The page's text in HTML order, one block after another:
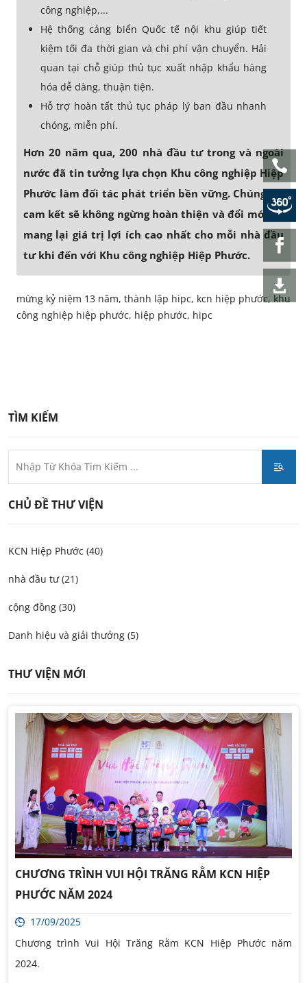
TÌM KIẾM
CHỦ ĐỀ THƯ VIỆN
KCN Hiệp Phước (40)
nhà đầu tư (21)
cộng đồng (30)
Danh hiệu và giải thưởng (5)
THƯ VIỆN MỚI
CHƯƠNG TRÌNH VUI HỘI TRĂNG RẰM KCN HIỆP
PHƯỚC NĂM 2024
17/09/2025
Chương trình Vui Hội Trăng Rằm KCN Hiệp Phước năm
2024.
công nghiệp,...
Hệ thống cảng biển Quốc tế nội khu giúp tiết
kiệm tối đa thời gian và chi phí vận chuyển. Hải
quan tại chỗ giúp thủ tục xuất nhập khẩu hàng
hóa dễ dàng, thuận tiện.
Hỗ trợ hoàn tất thủ tục pháp lý ban đầu nhanh
chóng, miễn phí.
Hơn 20 năm qua, 200 nhà đầu tư trong và ngoài
nước đã tin tưởng lựa chọn Khu công nghiệp Hiệp
Phước làm đối tác phát triển bền vững. Chúng tôi
cam kết sẽ không ngừng hoàn thiện và đổi mới để
mang lại giá trị lợi ích cao nhất cho mỗi nhà đầu
tư khi đến với Khu công nghiệp Hiệp Phước.
mừng kỷ niệm 13 năm, thành lập hipc, kcn hiệp phước, khu
công nghiệp hiệp phước, hiệp phước, hipc